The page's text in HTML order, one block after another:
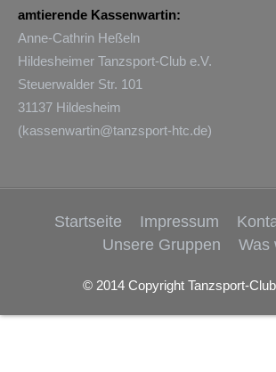
amtierende Kassenwartin:
Anne-Cathrin Heßeln
Hildesheimer Tanzsport-Club e.V.
Steuerwalder Str. 101
31137 Hildesheim
(kassenwartin@tanzsport-htc.de)
Startseite Impressum
Unsere Gruppen
Was
© 2014 Copyright Tanzsport-